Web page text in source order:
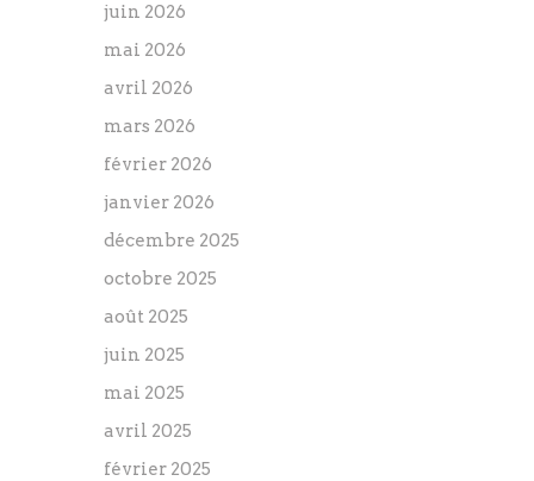
juin 2026
mai 2026
avril 2026
mars 2026
février 2026
janvier 2026
décembre 2025
octobre 2025
août 2025
juin 2025
mai 2025
avril 2025
février 2025